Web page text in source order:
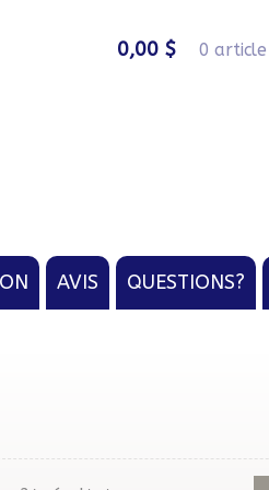
0,00 $ 0 article
AVIS QUESTIONS?